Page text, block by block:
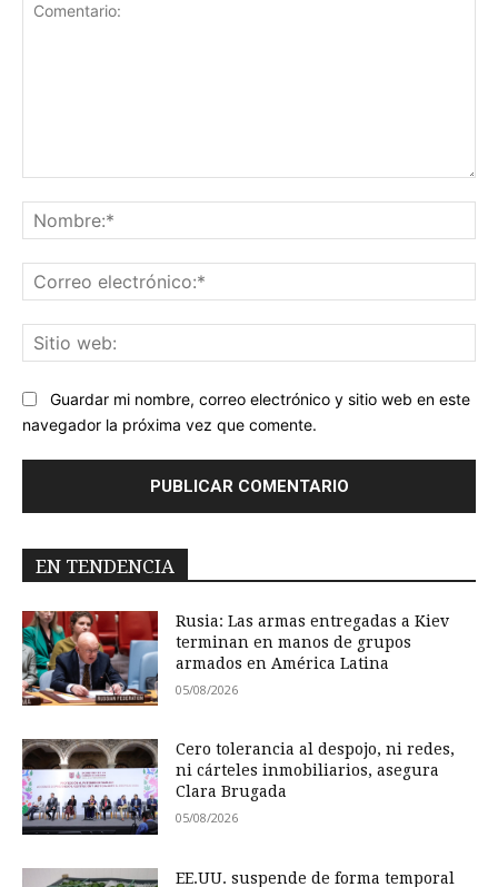
Guardar mi nombre, correo electrónico y sitio web en este
navegador la próxima vez que comente.
EN TENDENCIA
Rusia: Las armas entregadas a Kiev
terminan en manos de grupos
armados en América Latina
05/08/2026
Cero tolerancia al despojo, ni redes,
ni cárteles inmobiliarios, asegura
Clara Brugada
05/08/2026
EE.UU. suspende de forma temporal